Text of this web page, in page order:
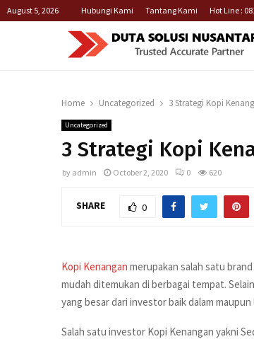
August 5, 2026 Hubungi Kami Tantang Kami Hot Line :
Home Uncategorized 3 Strategi Kopi
Uncategorized
3 Strategi Kopi
by admin October 2, 2020 0 620
SHARE 0
Kopi Kenangan merupakan salah satu
mudah ditemukan di berbagai tempat.
yang besar dari investor baik dalam maupun
Salah satu investor Kopi Kenangan yakni